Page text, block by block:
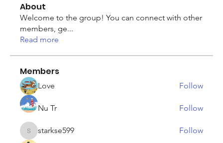
About
Welcome to the group! You can connect with other
members, ge...
Read more
Members
Love Follow
Nu Tr Follow
starkse599
starkse599 Follow